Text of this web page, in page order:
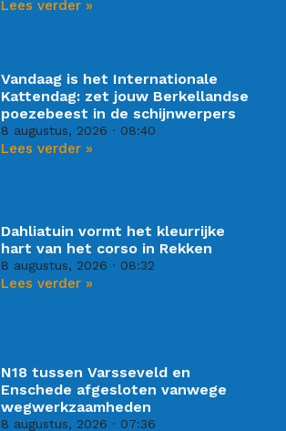
Lees verder »
Vandaag is het Internationale
Kattendag: zet jouw Berkellandse
poezebeest in de schijnwerpers
8 augustus, 2026 08:40
Lees verder »
Dahliatuin vormt het kleurrijke
hart van het corso in Rekken
8 augustus, 2026 08:32
Lees verder »
N18 tussen Varsseveld en
Enschede afgesloten vanwege
wegwerkzaamheden
8 augustus, 2026 07:36